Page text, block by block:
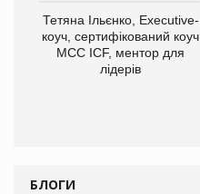
Тетяна Ільєнко, Executive-
коуч, сертифікований коуч
МСС ICF, ментор для
лідерів
БЛОГИ